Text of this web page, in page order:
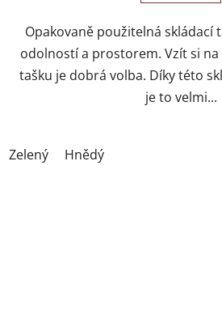
Opakovaně použitelná skládací
odolností a prostorem. Vzít si
tašku je dobrá volba. Díky této
je to velmi...
Zelený Hnědý